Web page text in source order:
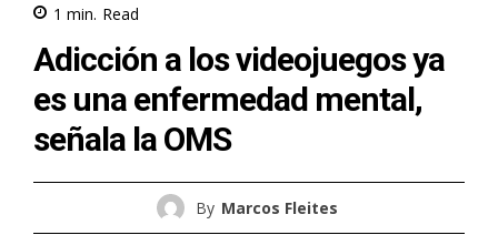
1 min. Read
Adicción a los videojuegos ya
es una enfermedad mental,
señala la OMS
By Marcos Fleites